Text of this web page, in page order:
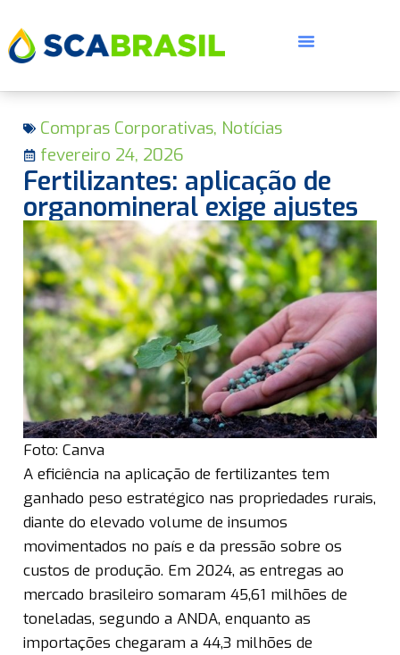
Compras Corporativas, Notícias
fevereiro 24, 2026
Fertilizantes: aplicação de
organomineral exige ajustes
Foto: Canva
A eficiência na aplicação de fertilizantes tem
ganhado peso estratégico nas propriedades rurais,
diante do elevado volume de insumos
movimentados no país e da pressão sobre os
custos de produção. Em 2024, as entregas ao
mercado brasileiro somaram 45,61 milhões de
toneladas, segundo a ANDA, enquanto as
importações chegaram a 44,3 milhões de